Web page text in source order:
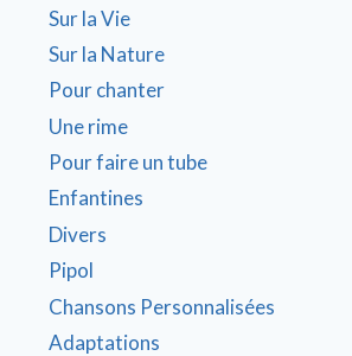
Sur la Vie
Sur la Nature
Pour chanter
Une rime
Pour faire un tube
Enfantines
Divers
Pipol
Chansons Personnalisées
Adaptations